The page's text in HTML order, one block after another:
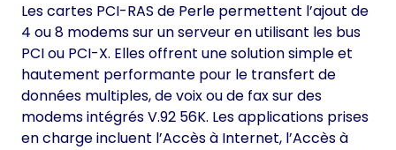
Les cartes PCI-RAS de Perle permettent l’ajout de
4 ou 8 modems sur un serveur en utilisant les bus
PCI ou PCI-X. Elles offrent une solution simple et
hautement performante pour le transfert de
données multiples, de voix ou de fax sur des
modems intégrés V.92 56K. Les applications prises
en charge incluent l’Accès à Internet, l’Accès à